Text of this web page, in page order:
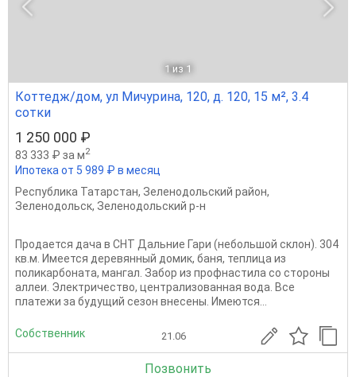
1 из 1
Коттедж/дом, ул Мичурина, 120, д. 120, 15 м², 3.4
сотки
1 250 000 ₽
83 333 ₽ за м2
Ипотека от 5 989 ₽ в месяц
Республика Татарстан, Зеленодольский район,
Зеленодольск, Зеленодольский р-н
Продается дача в СНТ Дальние Гари (небольшой склон). 304
кв.м. Имеется деревянный домик, баня, теплица из
поликарбоната, мангал. Забор из профнастила со стороны
аллеи. Электричество, централизованная вода. Все
платежи за будущий сезон внесены. Имеются...
Собственник 21.06
Позвонить